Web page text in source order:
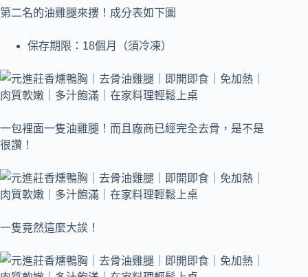
第二名的油雞腿來摟！成分表如下圖
保存期限：18個月（須冷凍）
一包裡面一隻油雞腿！而且廠商已經完全去骨，是不是
很讚！
一隻竟然這麼大誒！